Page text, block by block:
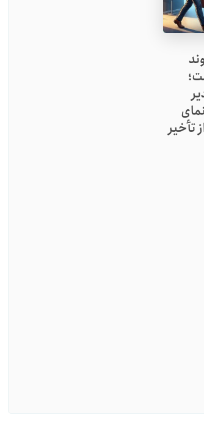
تأخیر